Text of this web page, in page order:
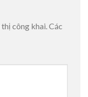
công khai. Các